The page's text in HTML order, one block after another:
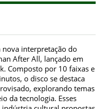
nova interpretação do
After All, lançado em
Composto por 10 faixas e
o disco se destaca
explorando temas
da tecnologia. Esses